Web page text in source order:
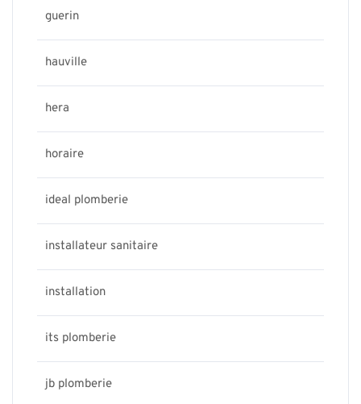
guerin
hauville
hera
horaire
ideal plomberie
installateur sanitaire
installation
its plomberie
jb plomberie